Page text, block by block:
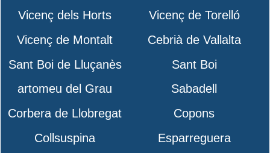
Vicenç dels Horts
Vicenç de Torelló
Vicenç de Montalt
Cebrià de Vallalta
Sant Boi de Lluçanès
Sant Boi
artomeu del Grau
Sabadell
Corbera de Llobregat
Copons
Collsuspina
Esparreguera